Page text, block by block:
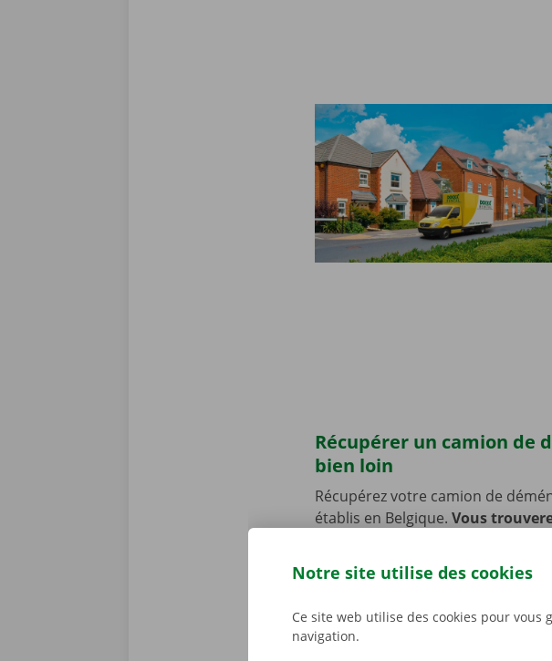
Récupérer un camion de
bien loin
Récupérez votre camion de
établis en Belgique. Vous
Notre point d’enlèvement est en
Vous venez en voiture ou à vélo ?
location de votre camion de
Notre site utilise des cookies
Ce site web utilise des cookies pour
navigation.